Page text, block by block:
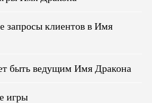
запросы клиентов в Имя
быть ведущим Имя Дракона
игры